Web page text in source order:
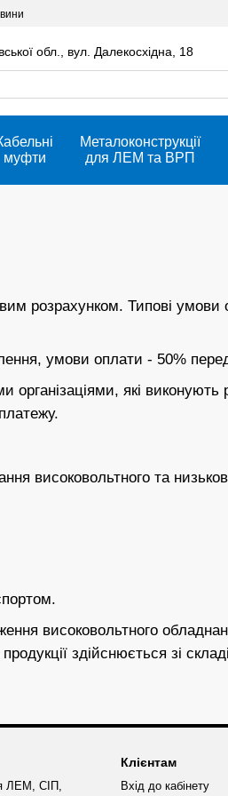
обл., вул. Далекосхідна, 18
муфти
Металоконструкції
для ЛЕМ та ВРП
розрахунком. Типові
умови оплати - 50%
організаціями, які
високовольтного та
високовольтного
здійснюється зі
ЛЕМ, СІП,
Клієнтам
Вхід до кабінету